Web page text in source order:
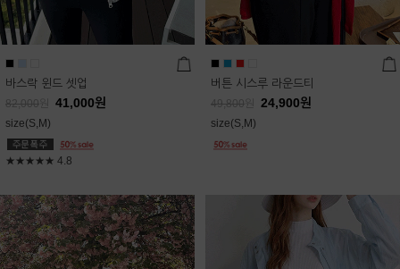
바스락 윈드 셋업
82,000 41,000원
size(S,M)
★★★★★ 4.8
버튼 시스루 라운드티
49,800 24,900원
size(S,M)